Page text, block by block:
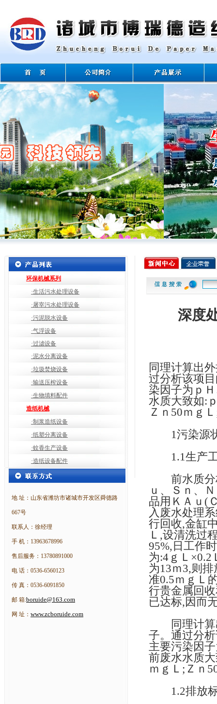
环保机械系列
·生活污水处理设备
·屠宰污水处理设备
·污泥脱水设备
·气浮设备
·过滤设备
·泥水分离设备
·垃圾焚烧设备
·输送压榨设备
·生物填料配件
造纸机械
·制浆造纸设备
·纸塑分离设备
·蚊香生产设备
·造纸设备配件
地 址：山东省潍坊市诸城市开发区舜德路
667号
联系人：徐经理
手 机：13963678996
售后服务：13780891000
电 话：0536-6560123
传 真：0536-6091850
邮 箱:boruide@163.com
网 址： www.zcboruide.com
深度
同理计算出
过分析该项
染因子为ｐ
水质大致如:
Ｚｎ50ｍｇ
1污染源
1.1生产工
前水质分析
ｕ、Ｓｎ、
品用ＫＡｕ(
入废水处理
行回收,金缸
Ｌ,设清洗过
95%,日工作
为:4ｇＬ×0.2
为13ｍ3,则
准0.5ｍｇＬ
行贵金属回
已达标,因而
同理计算
子。通过分
主要污染因
前废水水质
ｍｇＬ;Ｚｎ
1.2排放